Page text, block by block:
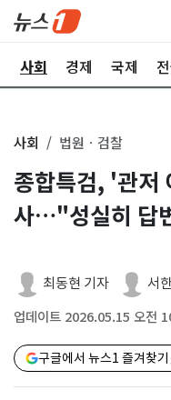
사회 경제 국제
사회 법원ㆍ검찰
종합특검, '관저
사…"성실히 답
최동현 기자 서
업데이트 2026.05.15 오전
구글에서 뉴스1 즐겨찾기